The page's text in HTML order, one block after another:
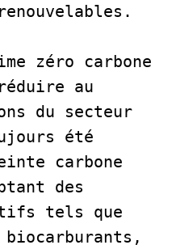
zéro carbone
au
du secteur
été
carbone
des
tels que